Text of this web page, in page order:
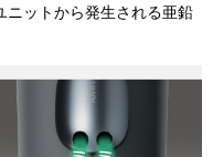
ットから発生される亜鉛